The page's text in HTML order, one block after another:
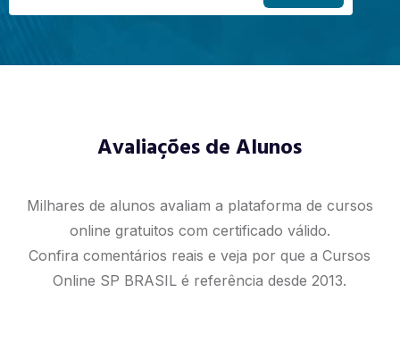
Avaliações de Alunos
Milhares de alunos avaliam a plataforma de cursos
online gratuitos com certificado válido.
Confira comentários reais e veja por que a Cursos
Online SP BRASIL é referência desde 2013.